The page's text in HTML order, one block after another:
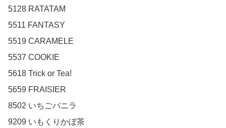
5128 RATATAM
5511 FANTASY
5519 CARAMELE
5537 COOKIE
5618 Trick or Tea!
5659 FRAISIER
8502 いちごバニラ
9209 いもくりかぼ茶